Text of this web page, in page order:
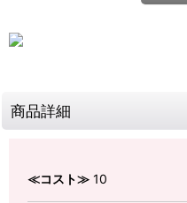
商品詳細
≪コスト≫ 10